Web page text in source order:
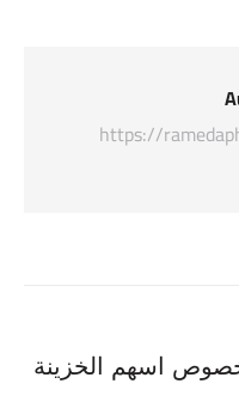
https://
اسهم الخزينة